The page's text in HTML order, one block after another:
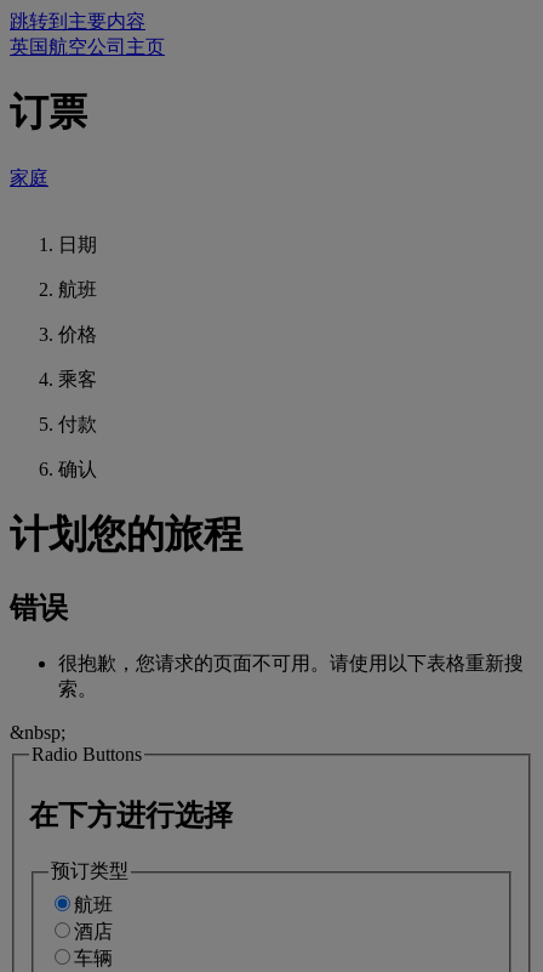
跳转到主要内容
英国航空公司主页
订票
家庭
日期
航班
价格
乘客
付款
确认
计划您的旅程
错误
很抱歉，您请求的页面不可用。请使用以下表格重新搜
索。
&nbsp;
Radio Buttons
在下方进行选择
预订类型
航班
酒店
车辆